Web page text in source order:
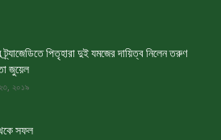
ট্র্যাজেডিতে পিতৃহারা দুই যমজের দায়িত্ব নিলেন তরুণ
জুয়েল
২০১৯
সফল